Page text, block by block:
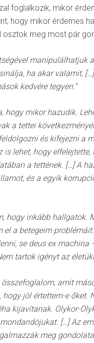
foglalkozik, mikor
hogy mikor érdemes
osztok meg most pár
manipulálhatjuk
ha akar valamit,
kedvére tegyen.”
hogy mikor hazudik.
a tettei
és kifejezni a
is lehet, hogy
a tettének. […] A
és a egyik
hogy inkább hallgatok.
el a betegeim
se deus ex machina
tartok igényt az
összefoglalom, amit
hogy jól értettem-e őket.
kijavítanak. Olykor-
[…] Az
meg